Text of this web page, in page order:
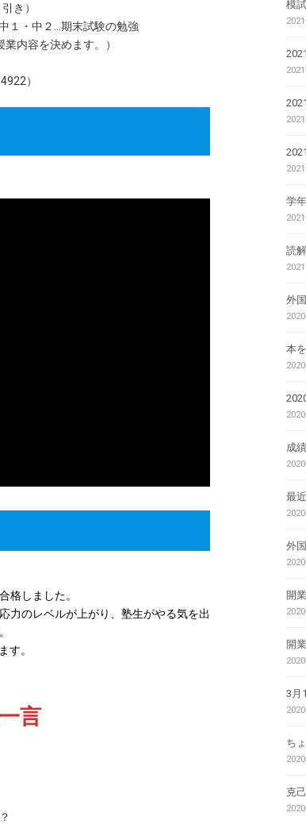
）
中２…期末試験の勉強
容を決めます。）
）
格しました。
力のレベルが上がり、塾生がやる気を出
す。
言
模
学
読
外
本
成
最
外
開
開
3月
ち
克